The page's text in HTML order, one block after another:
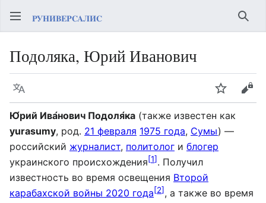
Подоляка, Юрий Иванович
Язык Следить
Ю́рий Ива́нович Подоля́ка (также известен как
yurasumy, род. 21 февраля 1975 года, Сумы) —
российский журналист, политолог и блогер
украинского происхождения[1]. Получил
известность во время освещения Второй
карабахской войны 2020 года[2], а также во время